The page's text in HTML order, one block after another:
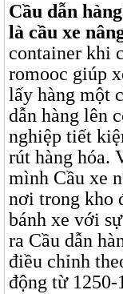
Cầu dẫn
là cầu xe
container khi
romooc giúp
lấy hàng một
dẫn hàng lên
nghiệp tiết
rút hàng hóa.
mình Cầu xe
nơi trong kho
bánh xe với
ra Cầu dẫn
điều chỉnh
động từ 1250-